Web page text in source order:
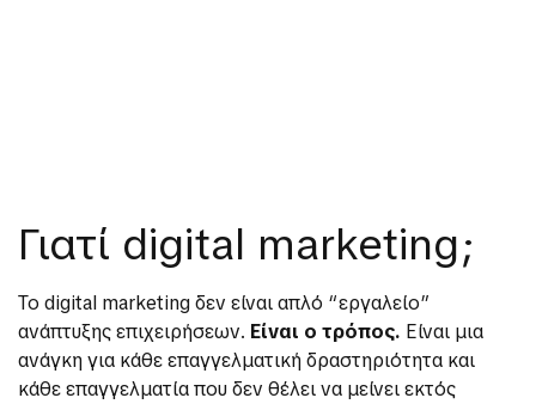
Γιατί digital marketing;
Το digital marketing δεν είναι απλό “εργαλείο”
ανάπτυξης επιχειρήσεων. Είναι ο τρόπος. Είναι μια
ανάγκη για κάθε επαγγελματική δραστηριότητα και
κάθε επαγγελματία που δεν θέλει να μείνει εκτός